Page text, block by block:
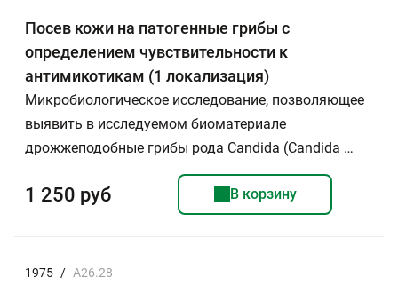
Посев кожи на патогенные грибы с
определением чувствительности к
антимикотикам (1 локализация)
Микробиологическое исследование, позволяющее
выявить в исследуемом биоматериале
дрожжеподобные грибы рода Candida (Candida …
1 250 руб В корзину
1975 / А26.28